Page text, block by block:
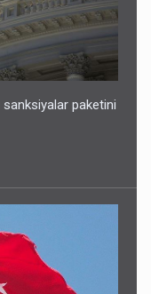
sanksiyalar paketini